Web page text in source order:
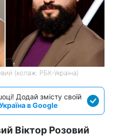
(колаж: РБК-Україна)
Додай змісту своїй
в Google
Віктор Розовий